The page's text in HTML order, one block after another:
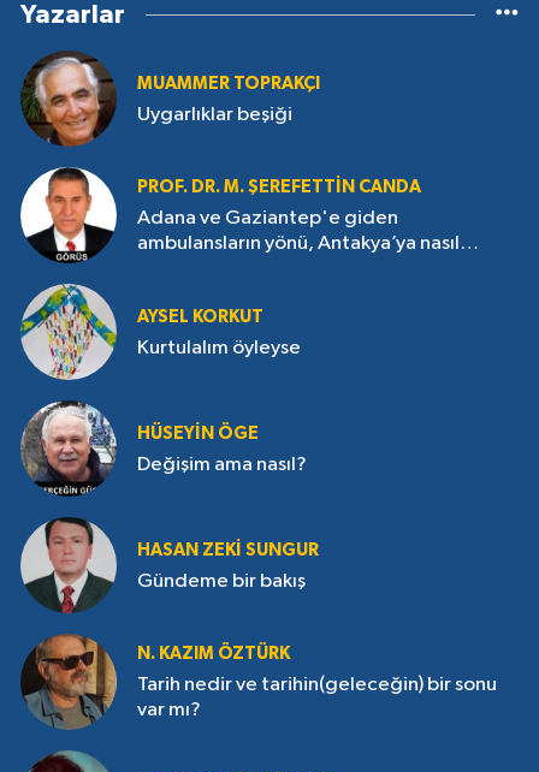
Yazarlar
MUAMMER TOPRAKÇI
Uygarlıklar beşiği
PROF. DR. M. ŞEREFETTIN CANDA
Adana ve Gaziantep'e giden
ambulansların yönü, Antakya’ya nasıl
AYSEL KORKUT
Kurtulalım öyleyse
HÜSEYIN ÖGE
Değişim ama nasıl?
HASAN ZEKI SUNGUR
Gündeme bir bakış
N. KAZIM ÖZTÜRK
Tarih nedir ve tarihin(geleceğin) bir sonu
var mı?